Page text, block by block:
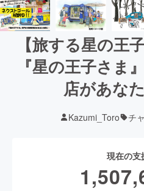
【旅する星の王
『星の王子さま
店があな
Kazumi_Toro チ
現在の支